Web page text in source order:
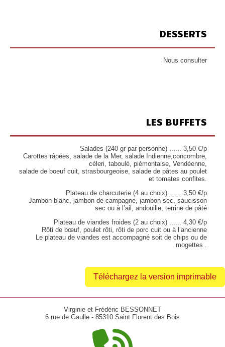
DESSERTS
Nous consulter
LES BUFFETS
Salades (240 gr par personne) ...... 3,50 €/p
Carottes râpées, salade de la Mer, salade Indienne,concombre,
céleri, taboulé, piémontaise, Vendéenne,
salade de boeuf cuit, strasbourgeoise, salade de pâtes au poulet
et tomates confites.
Plateau de charcuterie (4 au choix) ...... 3,50 €/p
Jambon blanc, jambon de campagne, jambon sec, saucisson
sec ou à l’ail, andouille, terrine de pâté
Plateau de viandes froides (2 au choix) ...... 4,30 €/p
Rôti de bœuf, poulet rôti, rôti de porc cuit ou à l’ancienne
Le plateau de viandes est accompagné soit de chips ou de
mogettes .
Téléchargez la version imprimable
Virginie et Frédéric BESSONNET
6 rue de Gaulle - 85310 Saint Florent des Bois